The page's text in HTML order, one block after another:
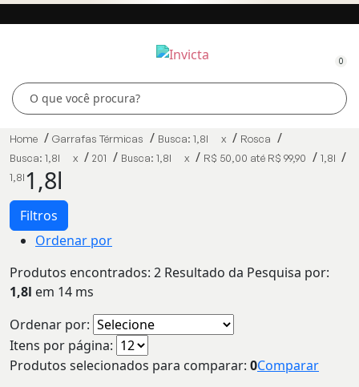
0
Home Garrafas Térmicas Busca: 1,8l x
Rosca
Busca: 1,8l
x 201 Busca: 1,8l x R$ 50,00 até R$ 99,90
1,8l
1,8l1,8l
Filtros
Ordenar por
Produtos encontrados: 2 Resultado da Pesquisa por:
1,8l em 14 ms
Ordenar por:
Itens por página:
Produtos selecionados para comparar: 0Comparar